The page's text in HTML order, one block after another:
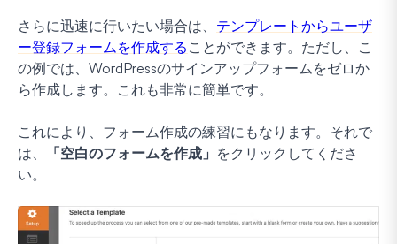
さらに迅速に行いたい場合は、 テンプレートからユーザ
ー登録フォームを作成する ことができます。ただし、こ
の例では、WordPressのサインアップフォームをゼロか
ら作成します。これも非常に簡単です。
これにより、フォーム作成の練習にもなります。それで
は、
「空白のフォームを作成」 をクリックしてくださ
い。